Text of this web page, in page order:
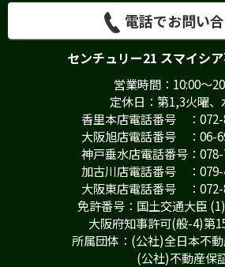
電話でお問い
センチュリー21 スマイシ
営業時間：10:00～
定休日：第1,3火曜、
香里本店電話番号 ：072-
大阪旭店電話番号 ：06-
神戸垂水店電話番号：
加古川店電話番号 ：079-
大阪東店電話番号 ：072-
免許番号：国土交通大臣
大阪府知事許可(般-4)第
所属団体：(公社)全日本不
(公社)不動産保証